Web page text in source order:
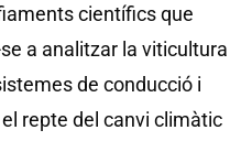
científics que
a analitzar la viticultura
de conducció i
repte del canvi climàtic